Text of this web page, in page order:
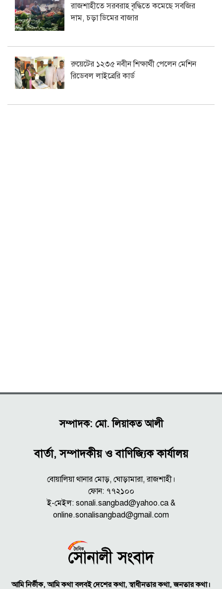
রাজশাহীতে সরবরাহ বৃদ্ধিতে কমেছে সবজির
দাম, চড়া ডিমের বাজার
রুয়েটের ১২৩৫ নবীন শিক্ষার্থী পেলেন মেশিন
রিডেবল লাইব্রেরি কার্ড
সম্পাদক: মো. লিয়াকত আলী
বার্তা, সম্পাদকীয় ও বাণিজ্যিক কার্যালয়
বোয়ালিয়া থানার মোড়, ঘোড়ামারা, রাজশাহী।
ফোন: ৭৭২১০০
ই-মেইল: sonali.sangbad@yahoo.ca &
online.sonalisangbad@gmail.com
আমি নির্ভীক, আমি কথা বলবই দেশের কথা, স্বাধীনতার কথা, জনতার কথা।